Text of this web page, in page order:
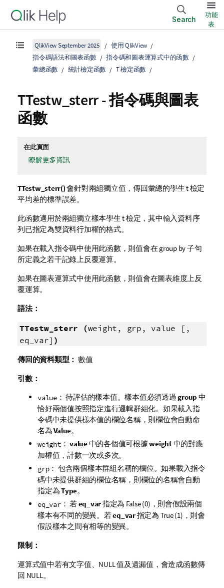
Search
功能
表
QlikView September 2025
使用 QlikView
指令碼語法和圖表函數
指令碼和圖表運算式中的函數
彙總函數
統計檢定函數 T 檢定函數
TTestw_sterr- 指令碼與圖表
函數
在此頁面
瞭解更多資訊
TTestw_sterr()會針對兩組獨立值，傳回彙總的學生 t 檢定
平均差的標準誤差。
此函數適用於兩組獨立樣本學生 t 檢定，其中輸入資料序
列已指定為雙資料行加權的格式。
如果在載入指令碼中使用此函數，則值會在 group by 子句
所定義之若干記錄上反覆運算。
如果在圖表運算式中使用此函數，則值會在圖表維度上反
覆運算。
語法：
TTestw_sterr (weight, grp, value [,
eq_var] )
傳回的資料類型： 數值
引數：
value： 待評估的樣本值。樣本值必須透過group 中
恰好兩個值按照指定進行邏輯群組化。如果載入指
令碼中未提供樣本值的欄位名稱，則欄位會自動命
名為Value。
weight： value中的各個值可根據weight中的對應
加權值，計數一次或多次。
grp： 包含兩個樣本群組名稱的欄位。如果載入指令
碼中未提供群組的欄位名稱，則欄位的名稱會自動
指定為Type。
eq_var： 若eq_var指定為 False(0)，則會假設兩個
樣本有不同的變異。若eq_var指定為 True(1)，則會
假設樣本之間有相等的變異。
限制：
運算式值中若有文字值、 NULL 值及遺漏值，會造成函數傳
回 NULL 。